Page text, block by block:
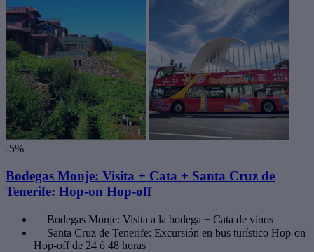
-5%
Bodegas Monje: Visita + Cata + Santa Cruz de
Tenerife: Hop-on Hop-off
Bodegas Monje: Visita a la bodega + Cata de vinos
Santa Cruz de Tenerife: Excursión en bus turístico Hop-on
Hop-off de 24 ó 48 horas